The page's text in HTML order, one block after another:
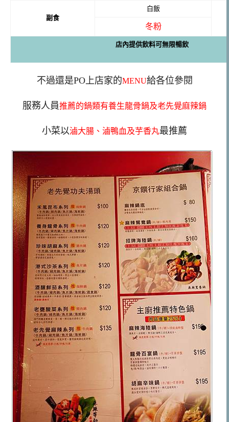
副食
白飯
冬粉
店內提供飲料可無限暢飲
不過還是PO上店家的MENU給各位參閱
服務人員推薦的鍋類有養生龍骨鍋及老先覺麻辣鍋
小菜以滷大腸、滷鴨血及芋香丸最推薦